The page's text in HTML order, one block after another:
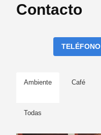
Contacto
TELÉFONO
Ambiente Café
Todas